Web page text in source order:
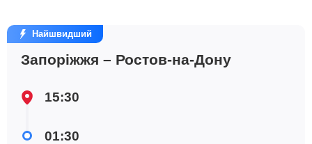
Найшвидший
Запоріжжя – Ростов-на-Дону
15:30
01:30